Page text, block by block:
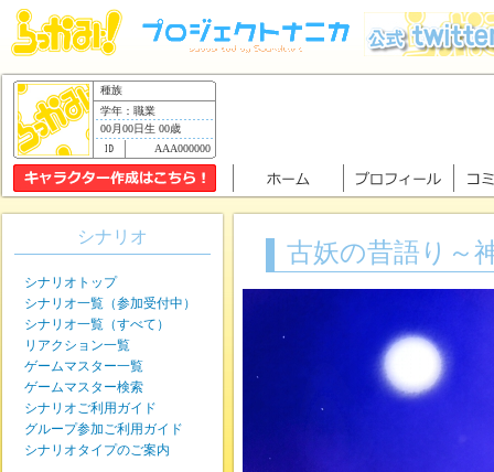
種族
学年：職業
00月00日生 00歳
AAA000000
古妖の昔語り～
シナリオ
シナリオトップ
シナリオ一覧（参加受付中）
シナリオ一覧（すべて）
リアクション一覧
ゲームマスター一覧
ゲームマスター検索
シナリオご利用ガイド
グループ参加ご利用ガイド
シナリオタイプのご案内